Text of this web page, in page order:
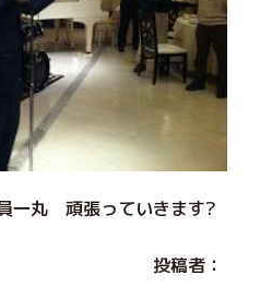
一丸 頑張っていきます?
者：